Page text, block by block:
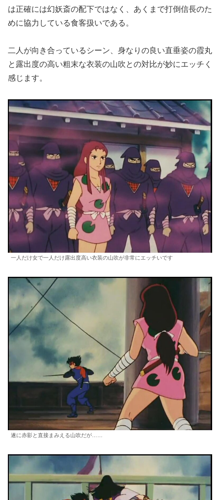
は正確には幻妖斎の配下ではなく、あくまで打倒信長のた
めに協力している食客扱いである。
二人が向き合っているシーン、身なりの良い直垂姿の霞丸
と露出度の高い粗末な衣装の山吹との対比が妙にエッチく
感じます。
一人だけ女で一人だけ露出度高い衣装の山吹が非常にエッチいです
遂に赤影と直接まみえる山吹だが……